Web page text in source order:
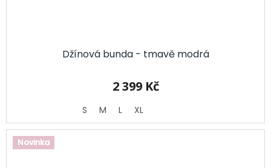
Džínová bunda - tmavě modrá
2 399 Kč
S M L XL
Novinka